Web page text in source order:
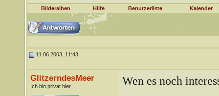
Bilderalben Hilfe Benutzerliste Kalender
11.06.2003, 11:43
GlitzerndesMeer
Ich bin privat hier. Wen es noch